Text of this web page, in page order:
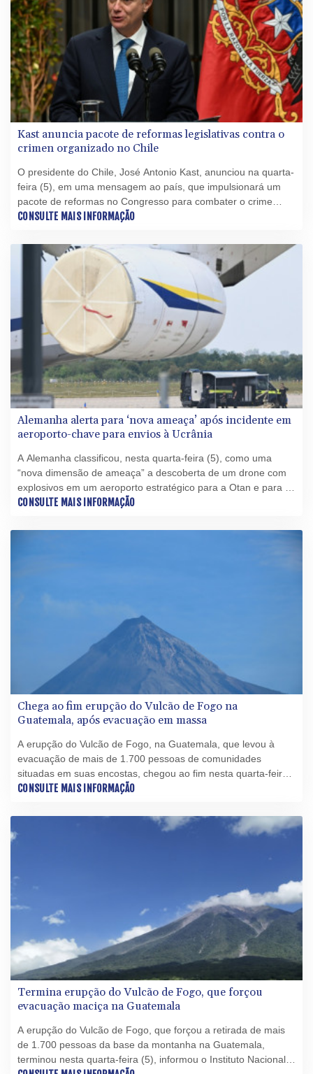
Kast anuncia pacote de reformas legislativas contra o
crimen organizado no Chile
O presidente do Chile, José Antonio Kast, anunciou na quarta-
feira (5), em uma mensagem ao país, que impulsionará um
pacote de reformas no Congresso para combater o crime
organizado, uma de suas principais promessas de campanha.
CONSULTE MAIS INFORMAÇÃO
Alemanha alerta para ‘nova ameaça’ após incidente em
aeroporto-chave para envios à Ucrânia
A Alemanha classificou, nesta quarta-feira (5), como uma
“nova dimensão de ameaça” a descoberta de um drone com
explosivos em um aeroporto estratégico para a Otan e para os
envios à Ucrânia, país ao qual Berlim presta firme apoio desde
CONSULTE MAIS INFORMAÇÃO
Chega ao fim erupção do Vulcão de Fogo na
Guatemala, após evacuação em massa
A erupção do Vulcão de Fogo, na Guatemala, que levou à
evacuação de mais de 1.700 pessoas de comunidades
situadas em suas encostas, chegou ao fim nesta quarta-feira
(5), informaram especialistas e autoridades.
CONSULTE MAIS INFORMAÇÃO
Termina erupção do Vulcão de Fogo, que forçou
evacuação maciça na Guatemala
A erupção do Vulcão de Fogo, que forçou a retirada de mais
de 1.700 pessoas da base da montanha na Guatemala,
terminou nesta quarta-feira (5), informou o Instituto Nacional